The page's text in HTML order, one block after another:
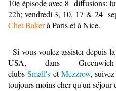
10e épisode avec 8 diffusions:
22h; vendredi 3, 10, 17 & 24
Chet Bakerà Paris et à Nice.
- Si vous voulez assister depuis
USA, dans
clubs Small's et Mezzrow,
toujours moins cher qu'un séjour